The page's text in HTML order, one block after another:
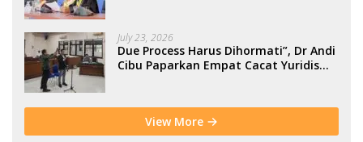
July 23, 2026
Due Process Harus Dihormati”, Dr Andi
Cibu Paparkan Empat Cacat Yuridis
View More